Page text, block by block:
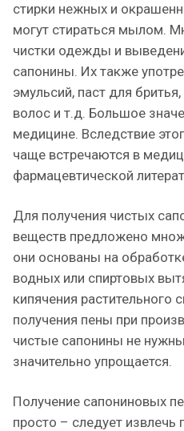
стирки нежных и
могут стираться мылом.
чистки одежды и
сапонины. Их также
эмульсий, паст для
волос и т.д. Большое
медицине. Вследствие
чаще встречаются в
фармацевтической
Для получения чистых
веществ предложено
они основаны на
водных или спиртовых
кипячения растительного
получения пены при
чистые сапонины не
значительно упрощается.
Получение сапониновых
просто – следует извлечь